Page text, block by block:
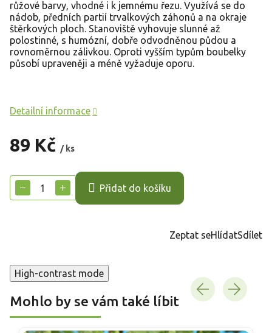
89 Kč / ks
cena:
+
− Přidat do košíku
růžové barvy, vhodné i k jemnému řezu. Využívá se do
nádob, předních partií trvalkových záhonů a na okraje
štěrkových ploch. Stanoviště vyhovuje slunné až
polostinné, s humózní, dobře odvodněnou půdou a
rovnoměrnou zálivkou. Oproti vyšším typům boubelky
působí upraveněji a méně vyžaduje oporu.
Detailní informace
Zeptat seHlídatSdílet
High-contrast mode
Mohlo by se vám také líbit